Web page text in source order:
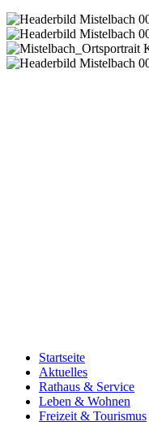
Startseite
Aktuelles
Rathaus & Service
Leben & Wohnen
Freizeit & Tourismus